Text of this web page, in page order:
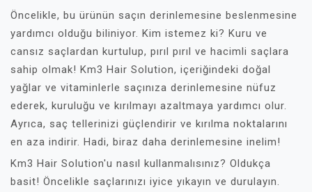
Öncelikle, bu ürünün saçın derinlemesine beslenmesine
yardımcı olduğu biliniyor. Kim istemez ki? Kuru ve
cansız saçlardan kurtulup, pırıl pırıl ve hacimli saçlara
sahip olmak! Km3 Hair Solution, içeriğindeki doğal
yağlar ve vitaminlerle saçınıza derinlemesine nüfuz
ederek, kuruluğu ve kırılmayı azaltmaya yardımcı olur.
Ayrıca, saç tellerinizi güçlendirir ve kırılma noktalarını
en aza indirir. Hadi, biraz daha derinlemesine inelim!
Km3 Hair Solution'u nasıl kullanmalısınız? Oldukça
basit! Öncelikle saçlarınızı iyice yıkayın ve durulayın.